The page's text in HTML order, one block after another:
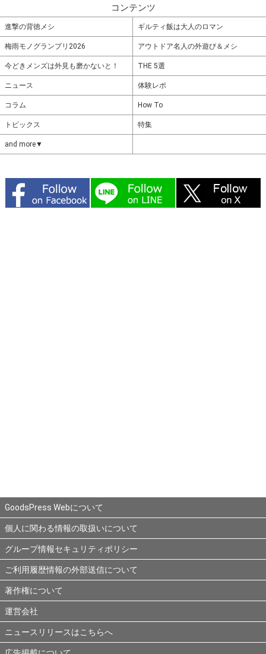
コンテンツ
進撃の背徳メシ ギルティ飯は大人のロマン
梅雨モノグランプリ2026 アウトドア名人の外遊び＆メシ
今どきメンズは外見も磨かないと！ THE 5選
ニュース 体験レポ
コラム How To
トピックス 特集
and more▼
GoodsPress Webについて
個人に関わる情報の取扱いについて
グループ情報セキュリティポリシー
ご利用履歴情報の外部送信について
著作権について
運営会社
ニュースリリースはこちらへ